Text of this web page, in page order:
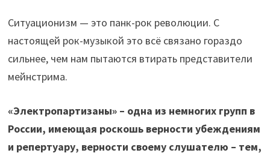
Ситуационизм — это панк-рок революции. С
настоящей рок-музыкой это всё связано гораздо
сильнее, чем нам пытаются втирать представители
мейнстрима.
«Электропартизаны» – одна из немногих групп в
России, имеющая роскошь верности убеждениям
и репертуару, верности своему слушателю – тем,